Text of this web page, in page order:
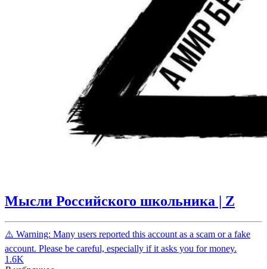
Мысли Российского школьника | Z
⚠️ Warning: Many users reported this account as a scam or a fake
account. Please be careful, especially if it asks you for money.
1.6K